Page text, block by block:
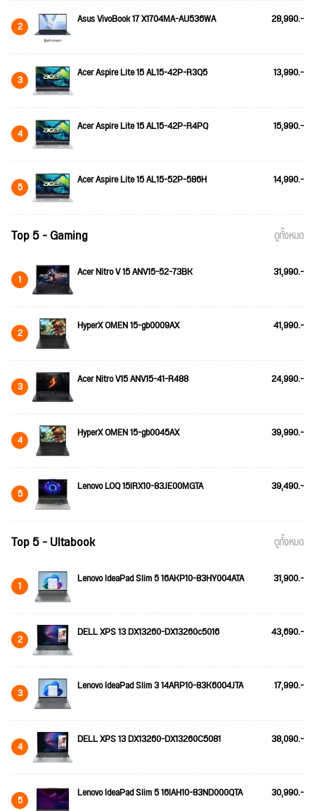
2 Asus VivoBook 17 X1704MA-AU536WA 28,990.-
3 Acer Aspire Lite 15 AL15-42P-R3Q5 13,990.-
4 Acer Aspire Lite 15 AL15-42P-R4PQ 15,990.-
5 Acer Aspire Lite 15 AL15-52P-586H 14,990.-
Top 5 - Gaming ดูทั้งหมด
1 Acer Nitro V 15 ANV15-52-73BK 31,990.-
2 HyperX OMEN 15-gb0009AX 41,990.-
3 Acer Nitro V15 ANV15-41-R488 24,990.-
4 HyperX OMEN 15-gb0045AX 39,990.-
5 Lenovo LOQ 15IRX10-83JE00MGTA 39,490.-
Top 5 - Ultabook ดูทั้งหมด
1 Lenovo IdeaPad Slim 5 16AKP10-83HY004ATA 31,900.-
2 DELL XPS 13 DX13260-DX13260c5016 43,690.-
3 Lenovo IdeaPad Slim 3 14ARP10-83K6004JTA 17,990.-
4 DELL XPS 13 DX13260-DX13260C5081 38,090.-
5 Lenovo IdeaPad Slim 5 16IAH10-83ND000QTA 30,990.-